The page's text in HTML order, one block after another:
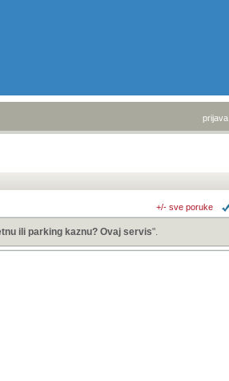
prijava
+/- sve poruke
ili parking kaznu? Ovaj servis".